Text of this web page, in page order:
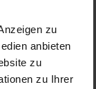
zu
anbieten
zu
zu Ihrer
do jakości